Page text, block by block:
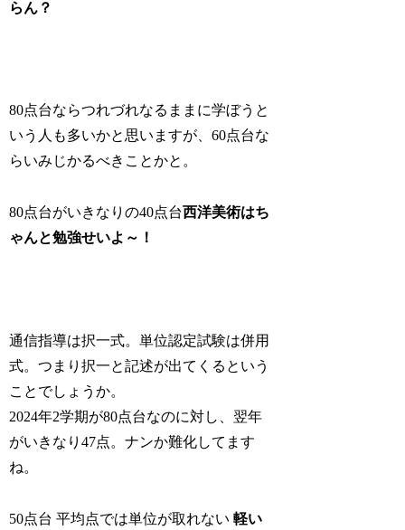
らん？
80点台ならつれづれなるままに学ぼうと
いう人も多いかと思いますが、60点台な
らいみじかるべきことかと。
80点台がいきなりの40点台西洋美術はち
ゃんと勉強せいよ～！
通信指導は択一式。単位認定試験は併用
式。つまり択一と記述が出てくるという
ことでしょうか。
2024年2学期が80点台なのに対し、翌年
がいきなり47点。ナンか難化してます
ね。
50点台 平均点では単位が取れない 軽い